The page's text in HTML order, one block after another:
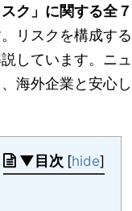
スク」に関する全
リスクを構成す
しています。ニ
海外企業と安心
▼目次 [hide]